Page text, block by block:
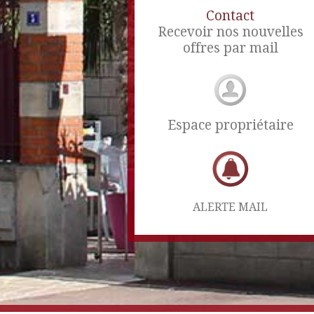
Contact
Recevoir nos nouvelles
offres par mail
Espace propriétaire
ALERTE MAIL